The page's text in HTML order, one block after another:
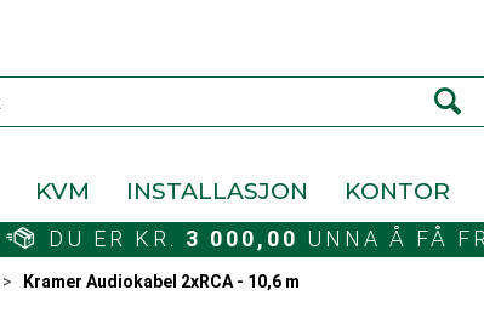
KVM INSTALLASJON KONTOR
DU ER KR. 3 000,00 UNNA Å FÅ
> Kramer Audiokabel 2xRCA - 10,6 m